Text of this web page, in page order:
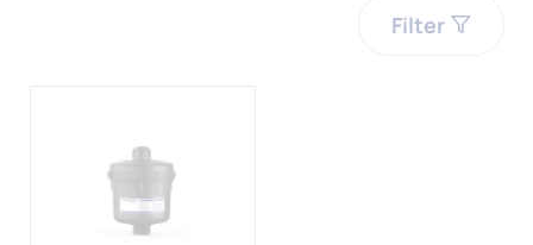
Filter